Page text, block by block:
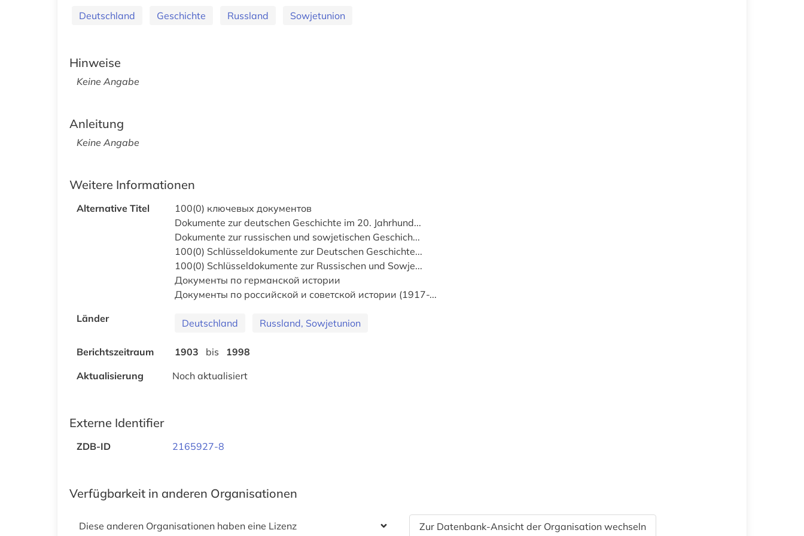
Deutschland Geschichte Russland Sowjetunion
Hinweise
Keine Angabe
Anleitung
Keine Angabe
Weitere Informationen
Alternative Titel
100(0) ключевых документов
Dokumente zur deutschen Geschichte im 20. Jahrhund...
Dokumente zur russischen und sowjetischen Geschich...
100(0) Schlüsseldokumente zur Deutschen Geschichte...
100(0) Schlüsseldokumente zur Russischen und Sowje...
Документы по германской истории
Документы по российской и советской истории (1917-...
Länder
Deutschland Russland, Sowjetunion
Berichtszeitraum 1903 bis
1998
Aktualisierung
Noch aktualisiert
Externe Identifier
ZDB-ID 2165927-8
Verfügbarkeit in anderen Organisationen
Diese anderen Organisationen haben eine Lizenz Zur Datenbank-Ansicht der Organisation wechseln